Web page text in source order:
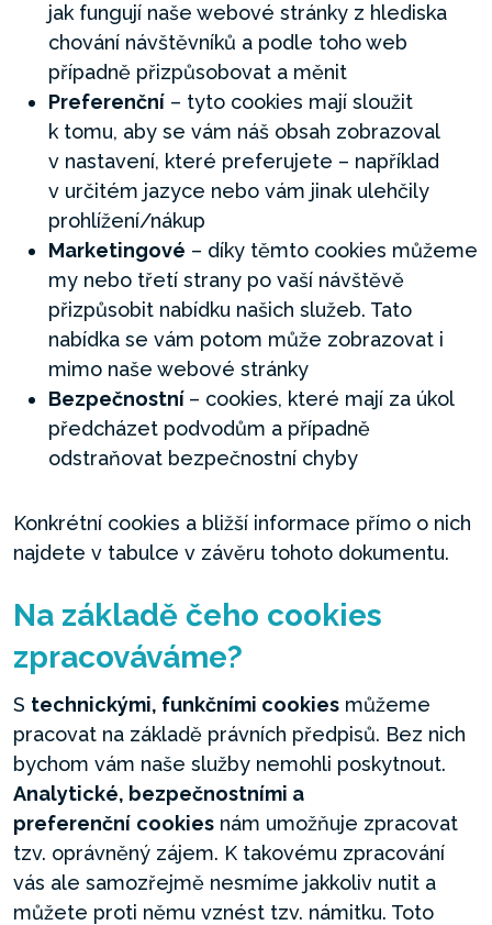
jak fungují naše webové stránky z hlediska
chování návštěvníků a podle toho web
případně přizpůsobovat a měnit
Preferenční – tyto cookies mají sloužit
k tomu, aby se vám náš obsah zobrazoval
v nastavení, které preferujete – například
v určitém jazyce nebo vám jinak ulehčily
prohlížení/nákup
Marketingové – díky těmto cookies můžeme
my nebo třetí strany po vaší návštěvě
přizpůsobit nabídku našich služeb. Tato
nabídka se vám potom může zobrazovat i
mimo naše webové stránky
Bezpečnostní – cookies, které mají za úkol
předcházet podvodům a případně
odstraňovat bezpečnostní chyby
Konkrétní cookies a bližší informace přímo o nich
najdete v tabulce v závěru tohoto dokumentu.
Na základě čeho cookies
zpracováváme?
S technickými, funkčními cookies můžeme
pracovat na základě právních předpisů. Bez nich
bychom vám naše služby nemohli poskytnout.
Analytické, bezpečnostními a
preferenční cookies nám umožňuje zpracovat
tzv. oprávněný zájem. K takovému zpracování
vás ale samozřejmě nesmíme jakkoliv nutit a
můžete proti němu vznést tzv. námitku. Toto